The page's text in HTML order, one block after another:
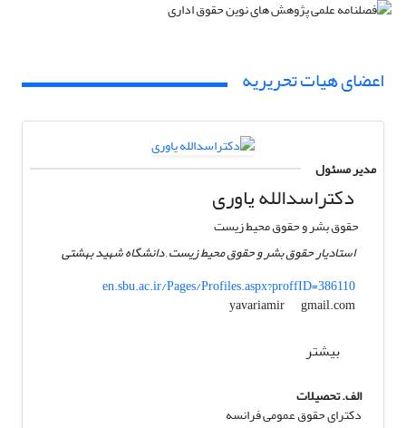
اعضای هیات تحریریه
مدیر مسئول
دکتراسدالله یاوری
حقوق بشر و حقوق محیط زیست
استادیار حقوق بشر و حقوق محیط زیست , دانشگاه شهید بهشتی
en.sbu.ac.ir/Pages/Profiles.aspx?proffID=386110
yavariamir
gmail.com
بیشتر
الف. تحصیلات
دکترای حقوق عمومی فرانسه